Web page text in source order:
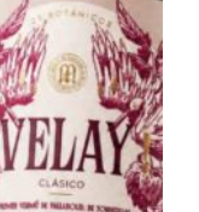
del Duero